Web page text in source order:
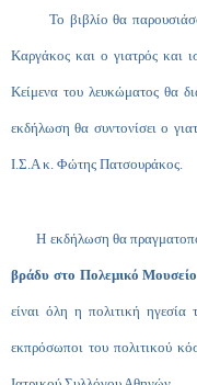
Το βιβλίο θα
Καργάκος και ο γιατρός και
Κείμενα του λευκώματος θα
εκδήλωση θα συντονίσει ο
Ι.Σ.Α κ. Φώτης Πατσουράκος.
Η εκδήλωση θα
βράδυ στο Πολεμικό
είναι όλη η πολιτική
εκπρόσωποι του πολιτικού